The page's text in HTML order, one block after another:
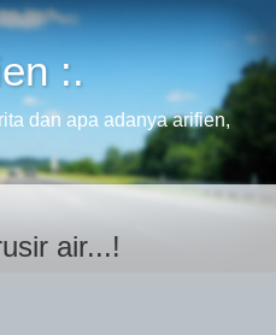
:.
dan apa adanya arifien,
air...!